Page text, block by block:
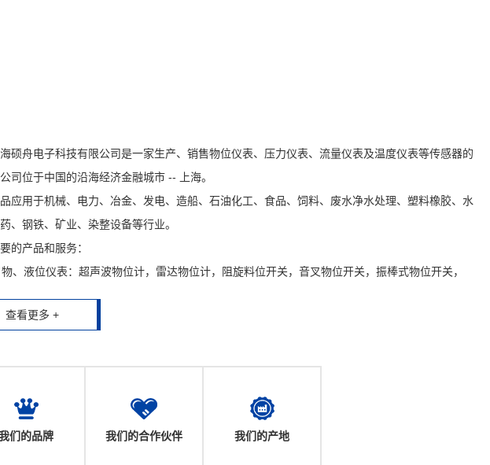
舟电子科技有限公司是一家生产、销售物位仪表、压力仪表、流量仪表及温度仪表等传感器的
司位于中国的沿海经济金融城市 -- 上海。
用于机械、电力、冶金、发电、造船、石油化工、食品、饲料、废水净水处理、塑料橡胶、水
、钢铁、矿业、染整设备等行业。
产品和服务：
液位仪表：超声波物位计，雷达物位计，阻旋料位开关，音叉物位开关，振棒式物位开关，
查看更多 +
们的品牌 我们的合作伙伴 我们的产地